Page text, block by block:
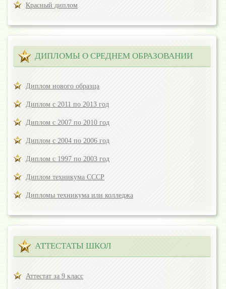
Красный диплом
ДИПЛОМЫ О СРЕДНЕМ ОБРАЗОВАНИИ
Диплом нового образца
Диплом с 2011 по 2013 год
Диплом с 2007 по 2010 год
Диплом с 2004 по 2006 год
Диплом с 1997 по 2003 год
Диплом техникума СССР
Дипломы техникума или колледжа
АТТЕСТАТЫ ШКОЛ
Аттестат за 9 класс